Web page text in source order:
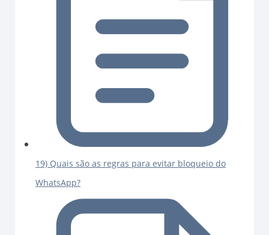
19) Quais são as regras para evitar bloqueio do
WhatsApp?